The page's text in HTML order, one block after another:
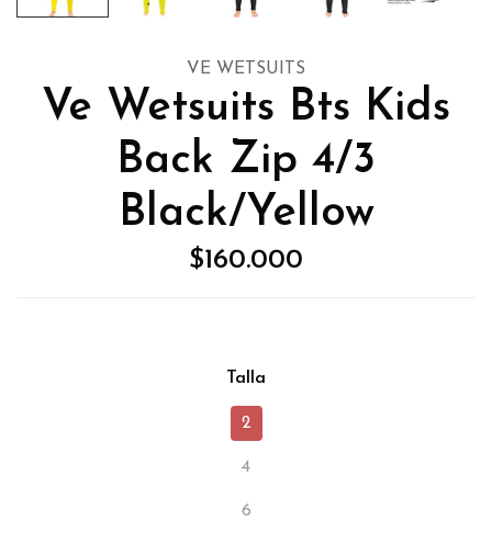
VE WETSUITS
Ve Wetsuits Bts Kids
Back Zip 4/3
Black/Yellow
$160.000
Talla
2
4
6